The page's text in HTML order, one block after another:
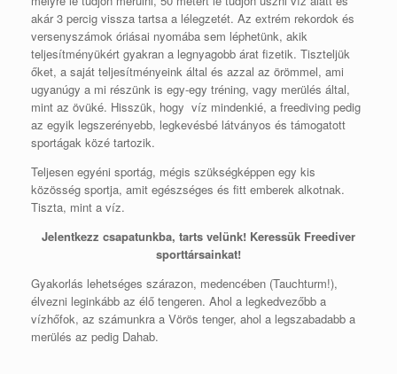
akár 3 percig vissza tartsa a lélegzetét. Az extrém rekordok és
versenyszámok óriásai nyomába sem léphetünk, akik
teljesítményükért gyakran a legnyagobb árat fizetik. Tiszteljük
őket, a saját teljesítményeink által és azzal az örömmel, ami
ugyanúgy a mi részünk is egy-egy tréning, vagy merülés által,
mint az övüké. Hisszük, hogy víz mindenkié, a freediving pedig
az egyik legszerényebb, legkevésbé látványos és támogatott
sportágak közé tartozik.
Teljesen egyéni sportág, mégis szükségképpen egy kis
közösség sportja, amit egészséges és fitt emberek alkotnak.
Tiszta, mint a víz.
Jelentkezz csapatunkba, tarts velünk! Keressük Freediver
sporttársainkat!
Gyakorlás lehetséges szárazon, medencében (Tauchturm!),
élvezni leginkább az élő tengeren. Ahol a legkedvezőbb a
vízhőfok, az számunkra a Vörös tenger, ahol a legszabadabb a
merülés az pedig Dahab.